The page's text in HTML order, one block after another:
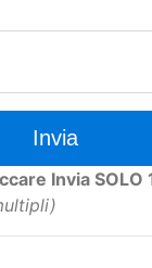
Invia
Invia SOLO